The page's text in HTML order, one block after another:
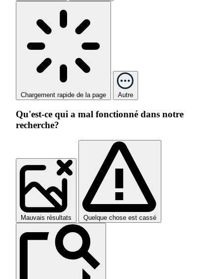
Chargement rapide de la page Autre
Qu'est-ce qui a mal fonctionné dans notre
recherche?
Mauvais résultats Quelque chose est cassé